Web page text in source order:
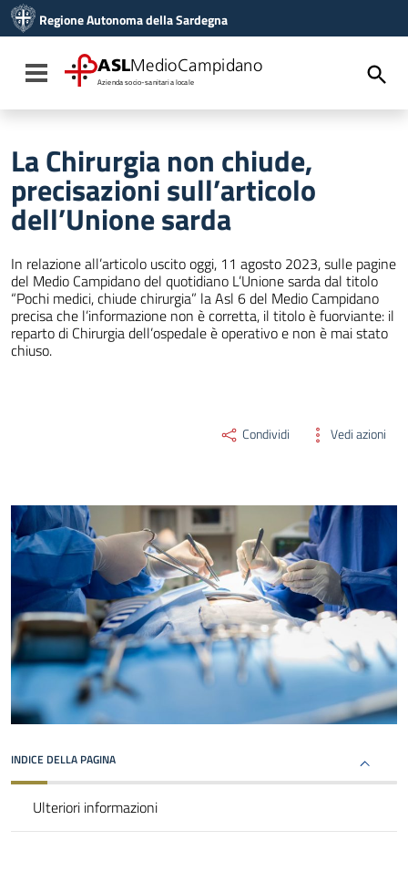
Vai al menu di navigazione
Vai al footer
Regione Autonoma della Sardegna
Toggle navigation
ASLMedioCampidano
Azienda socio-sanitaria locale
La Chirurgia non chiude,
precisazioni sull’articolo
dell’Unione sarda
In relazione all’articolo uscito oggi, 11 agosto 2023, sulle pagine
del Medio Campidano del quotidiano L’Unione sarda dal titolo
“Pochi medici, chiude chirurgia” la Asl 6 del Medio Campidano
precisa che l’informazione non è corretta, il titolo è fuorviante: il
reparto di Chirurgia dell’ospedale è operativo e non è mai stato
chiuso.
Condividi Vedi azioni
INDICE DELLA PAGINA
Ulteriori informazioni